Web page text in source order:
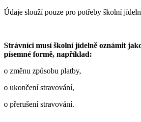
Údaje slouží pouze pro potřeby školní
Strávníci musí školní jídelně oznámit
písemné formě, například:
o změnu způsobu platby,
o ukončení stravování,
o přerušení stravování.